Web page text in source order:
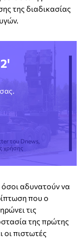
της διαδικασίας
του Dnews,
χρήσης
όσοι αδυνατούν να
που ο
τις
της πρώτης
οι πιστωτές